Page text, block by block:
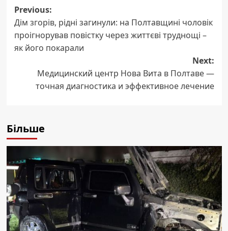
Post
navigation
Previous:
Дім згорів, рідні загинули: на Полтавщині чоловік
проігнорував повістку через життєві труднощі –
як його покарали
Next:
Медицинский центр Нова Вита в Полтаве —
точная диагностика и эффективное лечение
Більше